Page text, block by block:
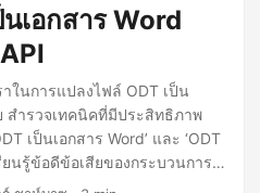
เอกสาร Word
ในการแปลงไฟล์ ODT เป็น
สำรวจเทคนิคที่มีประสิทธิภาพ
เป็นเอกสาร Word’ และ ‘ODT
ยนรู้ข้อดีข้อเสียของกระบวนการ
‘แปลงไฟล์ ODT เป็น DOCX’